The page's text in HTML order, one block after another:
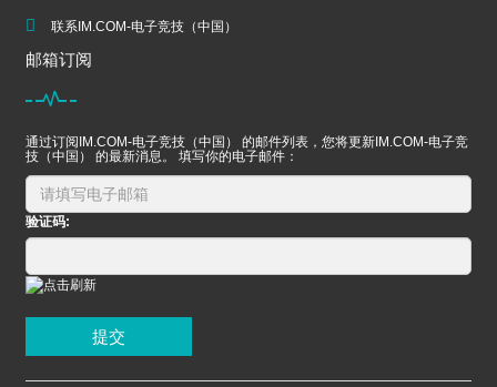
联系IM.COM-电子竞技（中国）
邮箱订阅
通过订阅IM.COM-电子竞技（中国） 的邮件列表，您将更新IM.COM-电子竞
技（中国） 的最新消息。 填写你的电子邮件：
验证码:
提交